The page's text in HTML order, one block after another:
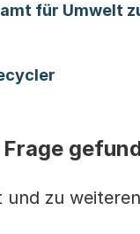
für Umwelt
und zu